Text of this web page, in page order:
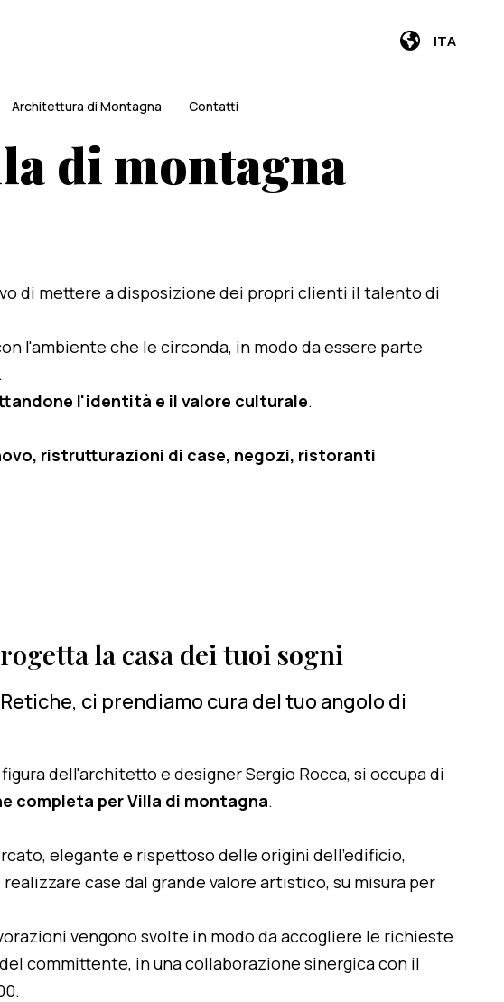
ITA
Architettura di Montagna Contatti
di montagna
di mettere a disposizione dei propri clienti il talento di
l'ambiente che le circonda, in modo da essere parte
.
l'identità e il valore culturale.
ristrutturazioni di case, negozi, ristoranti
la casa dei tuoi sogni
ci prendiamo cura del tuo angolo di
figura dell'architetto e designer Sergio Rocca, si occupa di
completa per Villa di montagna.
elegante e rispettoso delle origini dell'edificio,
case dal grande valore artistico, su misura per
vengono svolte in modo da accogliere le richieste
committente, in una collaborazione sinergica con il